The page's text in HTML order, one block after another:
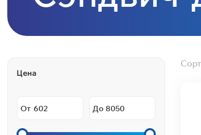
Цена
От До